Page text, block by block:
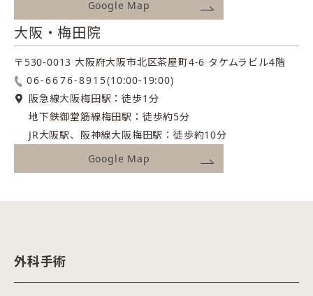
Google Map
大阪・梅田院
〒530-0013 大阪府大阪市北区茶屋町4-6 タケムラビル4階
06-6676-8915(10:00-19:00)
阪急線大阪梅田駅：徒歩1分
地下鉄御堂筋線梅田駅：徒歩約5分
JR大阪駅、阪神線大阪梅田駅：徒歩約10分
Google Map
外科手術